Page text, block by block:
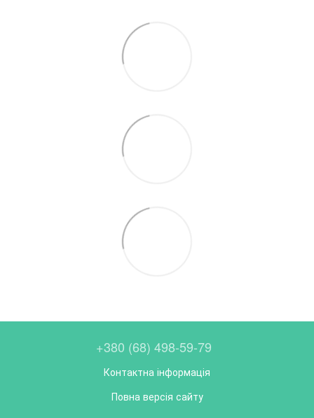
+380 (68) 498-59-79
Контактна інформація
Повна версія сайту